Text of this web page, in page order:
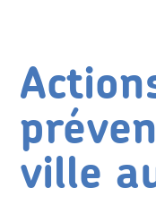
ville